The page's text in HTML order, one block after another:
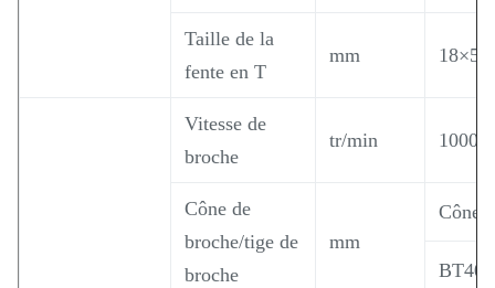
Taille de la
fente en T
mm 18×5
Vitesse de
broche
tr/min 10000
Cône de
broche/tige de
broche
mm
Cône
BT40